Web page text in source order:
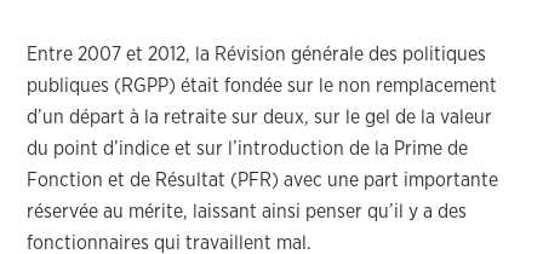
Entre 2007 et 2012, la Révision générale des politiques
publiques (RGPP) était fondée sur le non remplacement
d’un départ à la retraite sur deux, sur le gel de la valeur
du point d’indice et sur l’introduction de la Prime de
Fonction et de Résultat (PFR) avec une part importante
réservée au mérite, laissant ainsi penser qu’il y a des
fonctionnaires qui travaillent mal.